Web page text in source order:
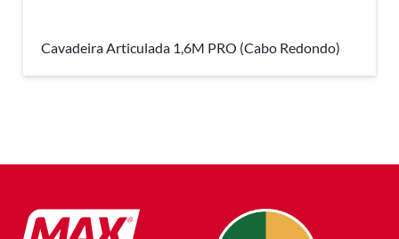
Cavadeira Articulada 1,6M PRO (Cabo Redondo)